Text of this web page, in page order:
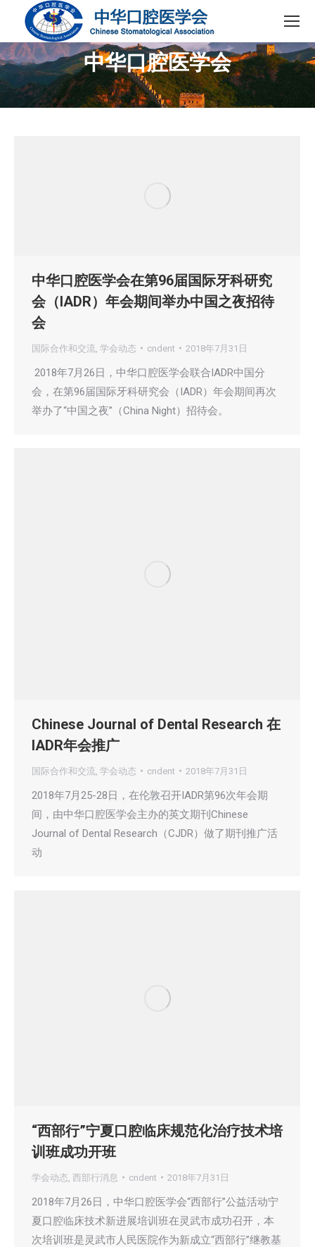
中华口腔医学会
您在这里：
中华口腔医学会在第96届国际牙科研究
会（IADR）年会期间举办中国之夜招待
会
国际合作和交流 学会动态 cndent 2018年7月31日
2018年7月26日，中华口腔医学会联合IADR中国分
会，在第96届国际牙科研究会（IADR）年会期间再次
举办了“中国之夜”（China Night）招待会。
Chinese Journal of Dental Research 在
IADR年会推广
国际合作和交流 学会动态 cndent 2018年7月31日
2018年7月25-28日，在伦敦召开IADR第96次年会期
间，由中华口腔医学会主办的英文期刊Chinese
Journal of Dental Research（CJDR）做了期刊推广活
动
“西部行”宁夏口腔临床规范化治疗技术培
训班成功开班
学会动态 西部行消息 cndent 2018年7月31日
2018年7月26日，中华口腔医学会“西部行”公益活动宁
夏口腔临床技术新进展培训班在灵武市成功召开，本
次培训班是灵武市人民医院作为新成立“西部行”继教基